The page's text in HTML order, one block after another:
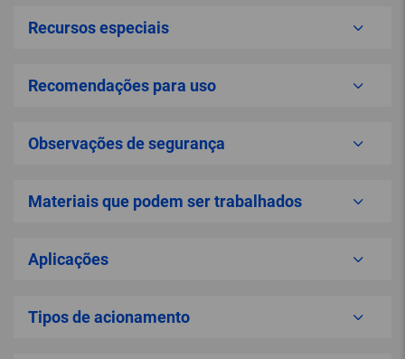
Recursos especiais
Recomendações para uso
Observações de segurança
Materiais que podem ser trabalhados
Aplicações
Tipos de acionamento